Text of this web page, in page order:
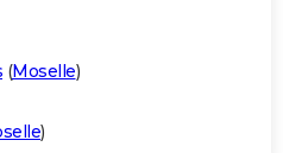
(Moselle)
)